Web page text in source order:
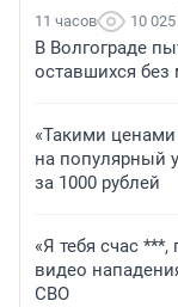
11 часов 10 025
В Волгограде
оставшихся
«Такими
на популярный
за 1000 рублей
«Я тебя счас
видео
СВО